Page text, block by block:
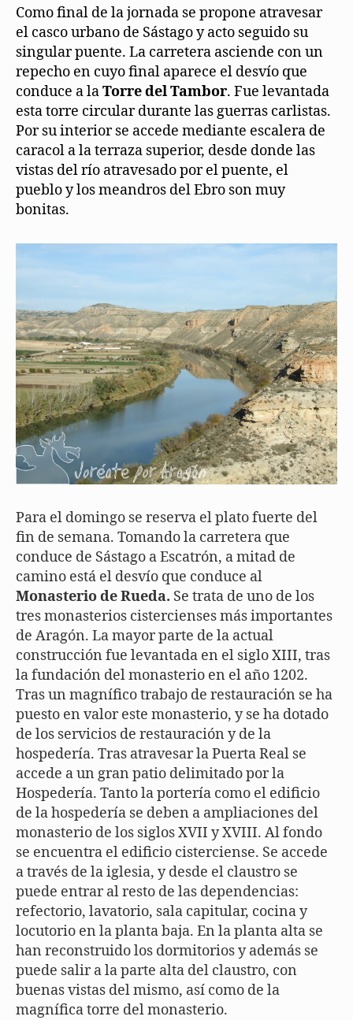
Como final de la jornada se propone atravesar
el casco urbano de Sástago y acto seguido su
singular puente. La carretera asciende con un
repecho en cuyo final aparece el desvío que
conduce a laTorre del Tambor. Fue levantada
esta torre circular durante las guerras carlistas.
Por su interior se accede mediante escalera de
caracol a la terraza superior, desde donde las
vistas del río atravesado por el puente, el
pueblo y los meandros del Ebro son muy
bonitas.
Para el domingo se reserva el plato fuerte del
fin de semana. Tomando la carretera que
conduce de Sástago a Escatrón, a mitad de
camino está el desvío que conduce al
Monasterio de Rueda. Se trata de uno de los
tres monasterios cistercienses más importantes
de Aragón. La mayor parte de la actual
construcción fue levantada en el siglo XIII, tras
la fundación del monasterio en el año 1202.
Tras un magnífico trabajo de restauración se ha
puesto en valor este monasterio, y se ha dotado
de los servicios de restauración y de la
hospedería. Tras atravesar la Puerta Real se
accede a un gran patio delimitado por la
Hospedería. Tanto la portería como el edificio
de la hospedería se deben a ampliaciones del
monasterio de los siglos XVII y XVIII. Al fondo
se encuentra el edificio cisterciense. Se accede
a través de la iglesia, y desde el claustro se
puede entrar al resto de las dependencias:
refectorio, lavatorio, sala capitular, cocina y
locutorio en la planta baja. En la planta alta se
han reconstruido los dormitorios y además se
puede salir a la parte alta del claustro, con
buenas vistas del mismo, así como de la
magnífica torre del monasterio.